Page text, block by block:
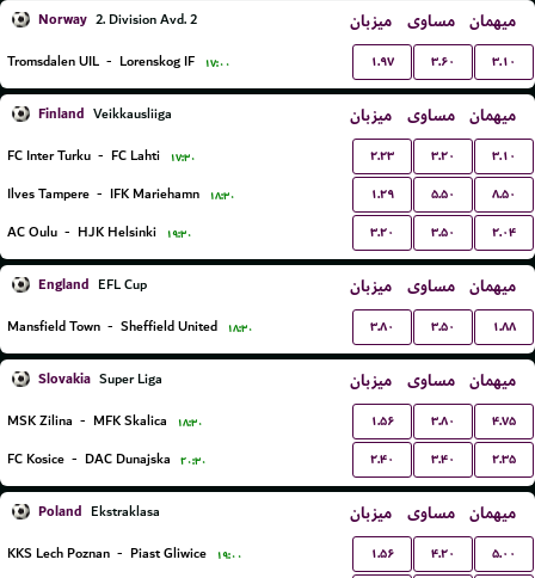
Norway 2. Division Avd. 2 میزبان مساوی میهمان
Tromsdalen UIL - Lorenskog IF ۱۷:۰۰ ۱.۹۷ ۳.۶۰ ۳.۱۰
Finland Veikkausliiga میزبان مساوی میهمان
FC Inter Turku - FC Lahti ۱۷:۳۰ ۲.۲۳ ۳.۲۰ ۳.۱۰
Ilves Tampere - IFK Mariehamn ۱۸:۳۰ ۱.۲۹ ۵.۵۰ ۸.۵۰
AC Oulu - HJK Helsinki ۱۹:۳۰ ۳.۲۰ ۳.۵۰ ۲.۰۴
England EFL Cup میزبان مساوی میهمان
Mansfield Town - Sheffield United ۱۸:۳۰ ۳.۸۰ ۳.۵۰ ۱.۸۸
Slovakia Super Liga میزبان مساوی میهمان
MSK Zilina - MFK Skalica ۱۸:۳۰ ۱.۵۶ ۳.۸۰ ۴.۷۵
FC Kosice - DAC Dunajska ۲۰:۳۰ ۲.۴۰ ۳.۴۰ ۲.۳۵
Poland Ekstraklasa میزبان مساوی میهمان
KKS Lech Poznan - Piast Gliwice ۱۹:۰۰ ۱.۵۶ ۴.۲۰ ۵.۰۰